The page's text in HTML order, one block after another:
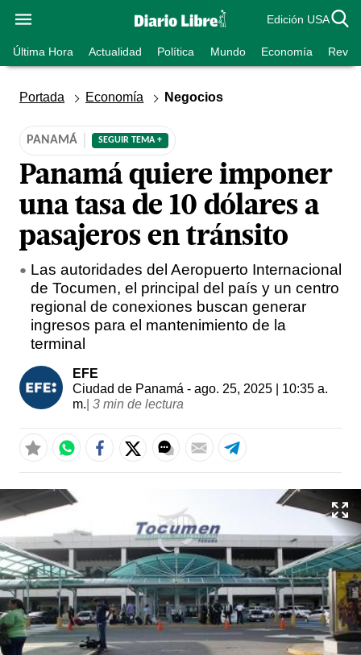
Edición USA
Última Hora Actualidad Política Mundo Economía
Portada Economía Negocios
PANAMÁ SEGUIR TEMA +
Panamá quiere imponer
una tasa de 10 dólares a
pasajeros en tránsito
Las autoridades del Aeropuerto Internacional
de Tocumen, el principal del país y un centro
regional de conexiones buscan generar
ingresos para el mantenimiento de la
terminal
EFE
Ciudad de Panamá - ago. 25, 2025 | 10:35 a.
m. 3 min de lectura